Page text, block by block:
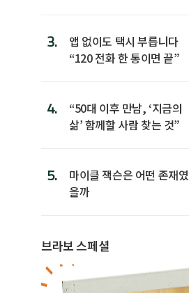
3.
앱 없이도 택시 부릅니다
“120 전화 한 통이면 끝”
4.
“50대 이후 만남, ‘지금의
삶’ 함께할 사람 찾는 것”
5.
마이클 잭슨은 어떤 존재였
을까
브라보 스페셜